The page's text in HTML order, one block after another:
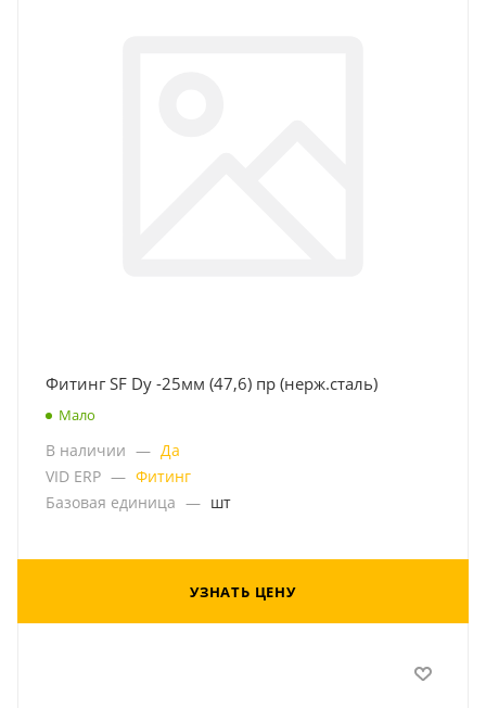
Фитинг SF Dу -25мм (47,6) пр (нерж.сталь)
Мало
В наличии — Да
VID ERP — Фитинг
Базовая единица — шт
УЗНАТЬ ЦЕНУ